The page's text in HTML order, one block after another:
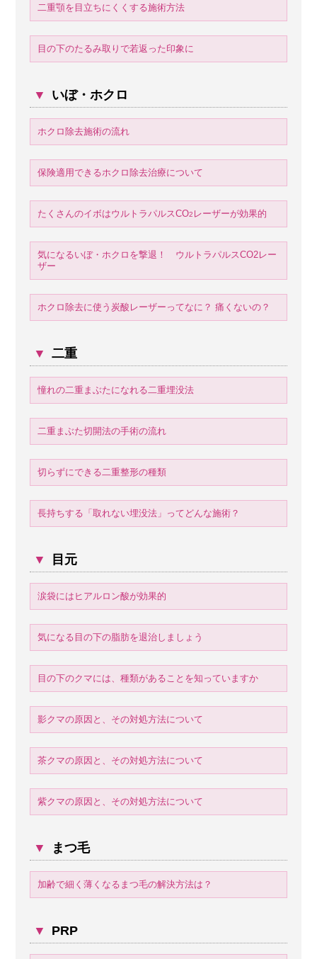
二重顎を目立ちにくくする施術方法
目の下のたるみ取りで若返った印象に
▼ いぼ・ホクロ
ホクロ除去施術の流れ
保険適用できるホクロ除去治療について
たくさんのイボはウルトラパルスCO2 レーザーが効果的
気になるいぼ・ホクロを撃退！ ウルトラパルスCO2レー
ザー
ホクロ除去に使う炭酸レーザーってなに？ 痛くないの？
▼ 二重
憧れの二重まぶたになれる二重埋没法
二重まぶた切開法の手術の流れ
切らずにできる二重整形の種類
長持ちする「取れない埋没法」ってどんな施術？
▼ 目元
涙袋にはヒアルロン酸が効果的
気になる目の下の脂肪を退治しましょう
目の下のクマには、種類があることを知っていますか
影クマの原因と、その対処方法について
茶クマの原因と、その対処方法について
紫クマの原因と、その対処方法について
▼ まつ毛
加齢で細く薄くなるまつ毛の解決方法は？
▼ PRP